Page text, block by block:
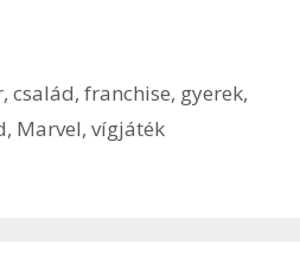
,család,franchise, gyerek,
, Marvel, vígjáték